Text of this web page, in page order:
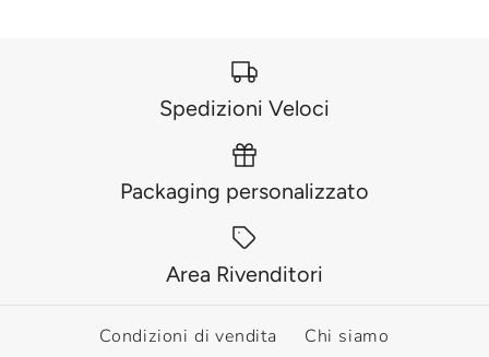
Spedizioni Veloci
Packaging personalizzato
Area Rivenditori
Condizioni di vendita Chi siamo